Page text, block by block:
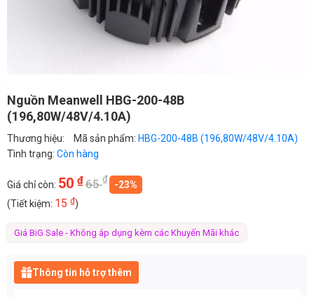
Nguồn Meanwell HBG-200-48B
(196,80W/48V/4.10A)
Thương hiệu: Mã sản phẩm: HBG-200-48B (196,80W/48V/4.10A)
Tình trạng: Còn hàng
Giá chỉ còn: 50 ₫65₫
-23%
(Tiết kiệm: 15 ₫)
Giá BiG Sale - Không áp dụng kèm các Khuyến Mãi khác
Thông tin hỗ trợ thêm